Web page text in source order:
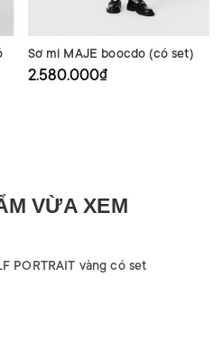
Sơ mi MAJE boocdo (có set)
2.580.000₫
VỪA XEM
PORTRAIT vàng có set